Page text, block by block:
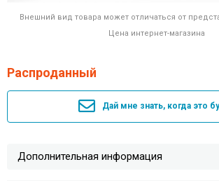
Внешний вид товара может отличаться от
Цена интернет-магазина
Распроданный
Дай мне знать, когда это
Дополнительная информация